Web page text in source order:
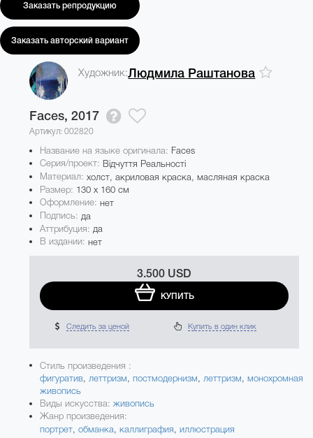
Заказать репродукцию
Заказать авторский вариант
Художник:Людмила Раштанова
Faces, 2017
Артикул: 002820
Название на языке оригинала: Faces
Серия/проект: Відчуття Реальності
Материал: холст, акриловая краска, масляная краска
Размер: 130 x 160 см
Оформление:нет
Подпись: да
Аттрибуция: да
В издании:нет
3.500 USD
КУПИТЬ
Следить за ценой Купить в один клик
Стиль произведения :
фигуратив, леттризм,постмодернизм, леттризм,монохромная
живопись
Виды искусства:живопись
Жанр произведения:
портрет,обманка,каллиграфия,иллюстрация